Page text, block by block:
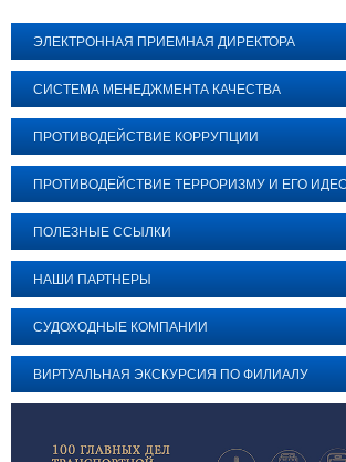
ЭЛЕКТРОННАЯ ПРИЕМНАЯ ДИРЕКТОРА
СИСТЕМА МЕНЕДЖМЕНТА КАЧЕСТВА
ПРОТИВОДЕЙСТВИЕ КОРРУПЦИИ
ПРОТИВОДЕЙСТВИЕ ТЕРРОРИЗМУ И ЕГО
ПОЛЕЗНЫЕ ССЫЛКИ
НАШИ ПАРТНЕРЫ
СУДОХОДНЫЕ КОМПАНИИ
ВИРТУАЛЬНАЯ ЭКСКУРСИЯ ПО ФИЛИАЛУ